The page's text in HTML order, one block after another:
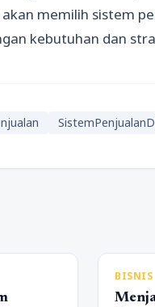
memilih sistem
kebutuhan dan
BISNIS